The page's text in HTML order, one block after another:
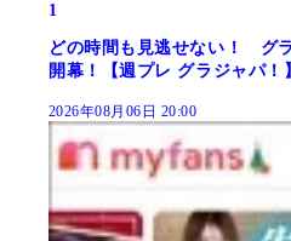
1
どの時間も見逃せない！ グ
開幕！【週プレ グラジャパ！】
2026年08月06日 20:00